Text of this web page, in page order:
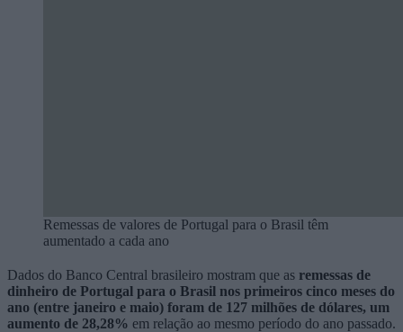
Remessas de valores de Portugal para o Brasil têm
aumentado a cada ano
Dados do Banco Central brasileiro mostram que as remessas de
dinheiro de Portugal para o Brasil nos primeiros cinco meses do
ano (entre janeiro e maio) foram de 127 milhões de dólares, um
aumento de 28,28% em relação ao mesmo período do ano passado.